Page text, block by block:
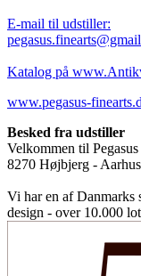
E-mail til udstiller:
Katalog på
www.pegasus-
Besked fra udstiller
Velkommen til
8270 Højbjerg -
Vi har en af Danmarks
design - over 10.000